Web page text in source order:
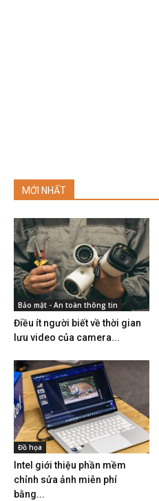
MỚI NHẤT
Bảo mật - An toàn thông tin
Điều ít người biết về thời gian
lưu video của camera...
Đồ họa
Intel giới thiệu phần mềm
chỉnh sửa ảnh miễn phí
bằng...